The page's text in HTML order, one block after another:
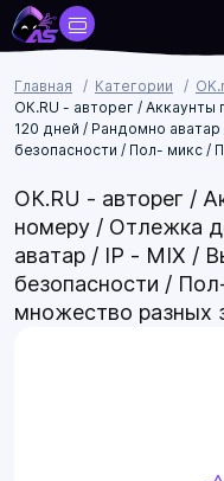
Главная Категории
ОК.RU - авторег /
120 дней / Рандомно аватар
безопасности / Пол- микс /
ОК.RU - авторег /
номеру / Отлежка
аватар / IP - MIX /
безопасности /
множество разных